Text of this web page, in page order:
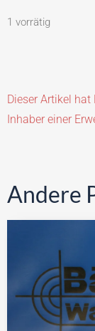
1 vorrätig
Dieser Artikel
Inhaber einer
Andere